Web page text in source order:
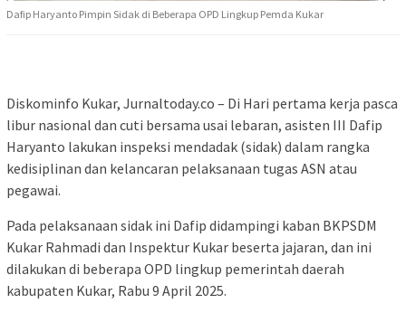
Dafip Haryanto Pimpin Sidak di Beberapa OPD Lingkup Pemda Kukar
Diskominfo Kukar, Jurnaltoday.co – Di Hari pertama kerja pasca
libur nasional dan cuti bersama usai lebaran, asisten III Dafip
Haryanto lakukan inspeksi mendadak (sidak) dalam rangka
kedisiplinan dan kelancaran pelaksanaan tugas ASN atau
pegawai.
Pada pelaksanaan sidak ini Dafip didampingi kaban BKPSDM
Kukar Rahmadi dan Inspektur Kukar beserta jajaran, dan ini
dilakukan di beberapa OPD lingkup pemerintah daerah
kabupaten Kukar, Rabu 9 April 2025.